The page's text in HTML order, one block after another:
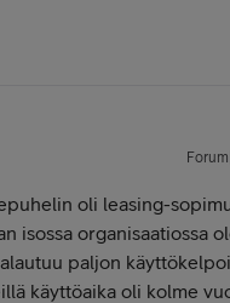
oli leasing-
isossa organisaatiossa
paljon
käyttöaika oli kolme